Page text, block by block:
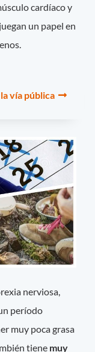
cardíaco y
un papel en
vía pública
nerviosa,
período
muy poca grasa
tiene muy